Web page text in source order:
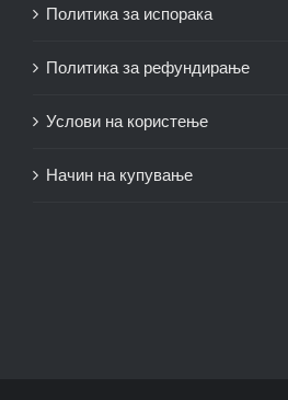
Политика за испорака
Политика за рефундирање
Услови на користење
Начин на купување